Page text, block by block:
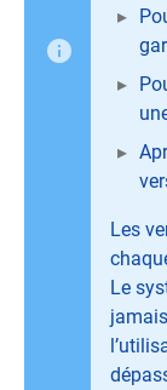
Les
Le